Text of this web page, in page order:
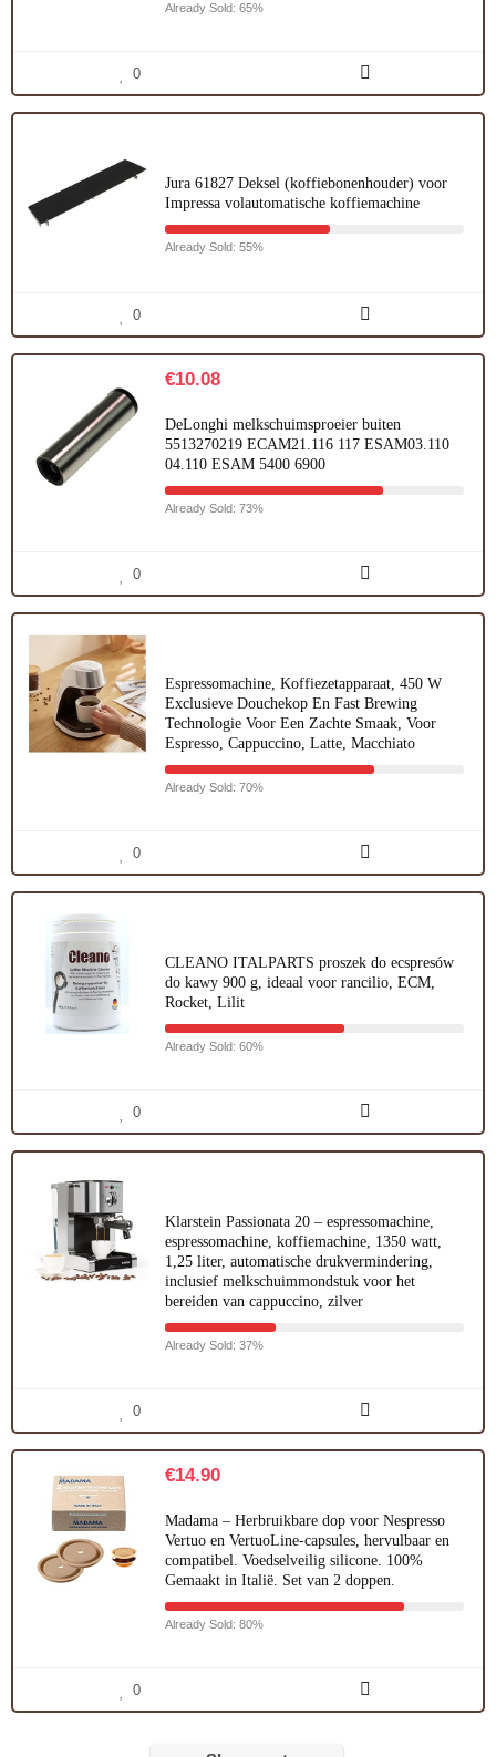
Already Sold: 65%
0
Jura 61827 Deksel (koffiebonenhouder) voor
Impressa volautomatische koffiemachine
Already Sold: 55%
0
€10.08
DeLonghi melkschuimsproeier buiten
5513270219 ECAM21.116 117 ESAM03.110
04.110 ESAM 5400 6900
Already Sold: 73%
0
Espressomachine, Koffiezetapparaat, 450 W
Exclusieve Douchekop En Fast Brewing
Technologie Voor Een Zachte Smaak, Voor
Espresso, Cappuccino, Latte, Macchiato
Already Sold: 70%
0
CLEANO ITALPARTS proszek do ecspresów
do kawy 900 g, ideaal voor rancilio, ECM,
Rocket, Lilit
Already Sold: 60%
0
Klarstein Passionata 20 – espressomachine,
espressomachine, koffiemachine, 1350 watt,
1,25 liter, automatische drukvermindering,
inclusief melkschuimmondstuk voor het
bereiden van cappuccino, zilver
Already Sold: 37%
0
€14.90
Madama – Herbruikbare dop voor Nespresso
Vertuo en VertuoLine-capsules, hervulbaar en
compatibel. Voedselveilig silicone. 100%
Gemaakt in Italië. Set van 2 doppen.
Already Sold: 80%
0